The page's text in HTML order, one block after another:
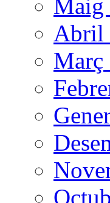
Maig
Abril
Març